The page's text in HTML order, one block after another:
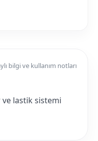
bilgi ve kullanım notları
lastik sistemi